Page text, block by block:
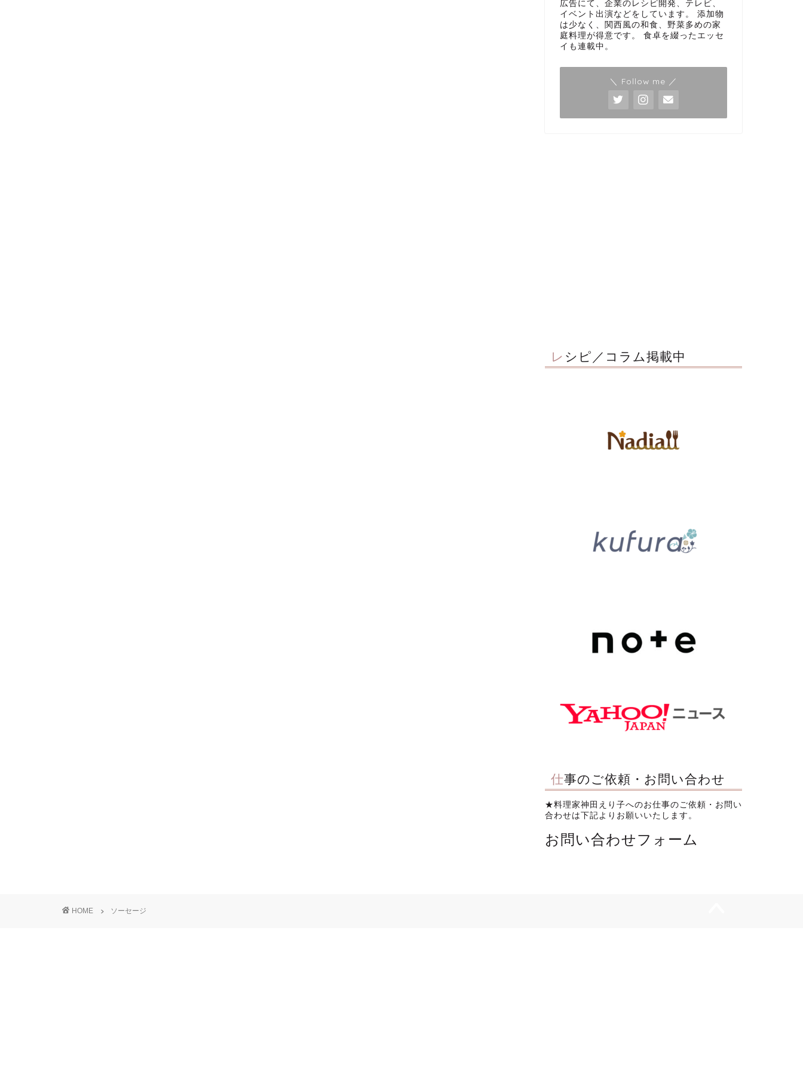
広告にて、企業のレシピ開発、テレビ、
イベント出演などをしています。 添加物
は少なく、関西風の和食、野菜多めの家
庭料理が得意です。 食卓を綴ったエッセ
イも連載中。
＼ Follow me ／
レシピ／コラム掲載中
仕事のご依頼・お問い合わせ
★料理家神田えり子へのお仕事のご依頼・お問い
合わせは下記よりお願いいたします。
お問い合わせフォーム
HOME ソーセージ